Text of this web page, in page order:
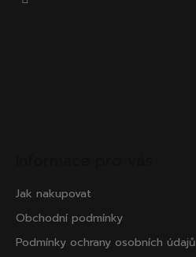
Jak nakupovat
Obchodní podmínky
Podmínky ochrany osobních údajů